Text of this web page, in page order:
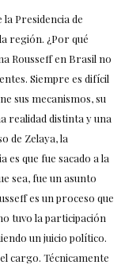
la Presidencia de
región. ¿Por qué
Rousseff en Brasil no
Siempre es difícil
sus mecanismos, su
realidad distinta y una
de Zelaya, la
es que fue sacado a la
sea, fue un asunto
es un proceso que
tuvo la participación
un juicio político.
cargo. Técnicamente